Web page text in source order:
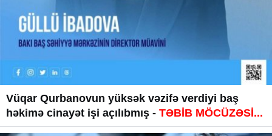
Vüqar Qurbanovun yüksək vəzifə verdiyi baş
həkimə cinayət işi açılıbmış - TƏBİB MÖCÜZƏSİ...